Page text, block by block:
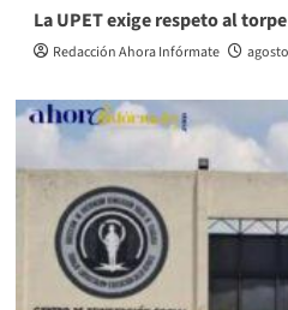
La UPET exige respeto al
Redacción Ahora Infórmate